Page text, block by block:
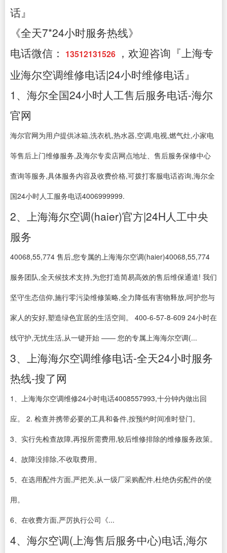
话』
《全天7*24小时服务热线》
电话微信：
13512131526 ，欢迎咨询『上海专
业海尔空调维修电话|24小时维修电话』
1、海尔全国24小时人工售后服务电话-海尔
官网
海尔官网为用户提供冰箱,洗衣机,热水器,空调,电视,燃气灶,小家电
等售后上门维修服务,及海尔专卖店网点地址、售后服务保修中心
查询等服务,具体服务内容及收费价格,可拨打客服电话咨询,海尔全
国24小时人工服务电话4006999999.
2、上海海尔空调(haier)官方|24H人工中央
服务
40068,55,774 售后,您专属的上海海尔空调(haier)40068,55,774
服务团队,全天候技术支持,为您打造简易高效的售后维保通道! 我们
坚守生态信仰,施行零污染维修策略,全力降低有害物释放,呵护您与
家人的安好,塑造绿色宜居的生活空间。 400-6-57-8-609 24小时在
线守护,无忧生活,从一键开始 —— 您的专属上海海尔空调(...
3、上海海尔空调维修电话-全天24小时服务
热线-搜了网
1、上海海尔空调维修24小时电话4008557993,十分钟内做出回
应。 2. 检查并携带必要的工具和备件,按预约时间准时登门。
3、实行先检查故障,再报所需费用,较后维修排除的维修服务政策。
4、故障没排除,不收取费用。
5、在选用配件方面,严把关,从一级厂采购配件,杜绝伪劣配件的使
用。
6、在收费方面,严厉执行公司《...
4、海尔空调(上海售后服务中心)电话,海尔